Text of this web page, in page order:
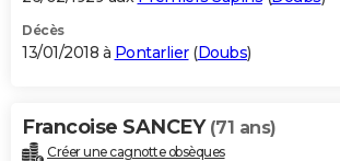
Décès
13/01/2018 à Pontarlier(Doubs)
Francoise SANCEY (71 ans)
Créer une cagnotte obsèques